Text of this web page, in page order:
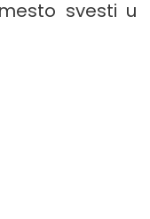
mesto svesti u